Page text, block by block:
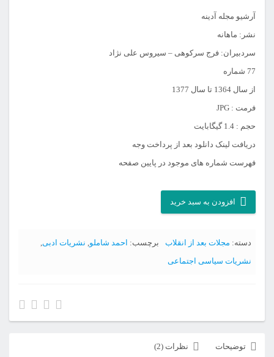
آرشیو مجله آدینه
نشر: ماهانه
سردبیران: فرج سرکوهی – سیروس علی نژاد
77 شماره
از سال 1364 تا سال 1377
فرمت : JPG
حجم : 1.4 گیگابایت
دریافت لینک دانلود بعد از پرداخت وجه
فهرست شماره های موجود در پایین صفحه
آرشیو
مجله
افزودن به سبد خرید
دسته: مجلات بعد از انقلاب برچسب: احمد شاملو, نشریات ادبی,
نشریات سیاسی اجتماعی
توضیحات نظرات (2)